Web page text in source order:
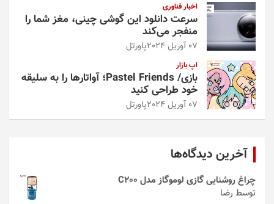
اخبار فناوری
سرعت دانلود این گوشی چینی، مغز شما را
منفجر می‌کند
07 آوریل 2024 پاورتل
اپ بازار
بازی/ Pastel Friends؛ آواتارها را به سلیقه
خود طراحی کنید
07 آوریل 2024 پاورتل
آخرین دیدگاه‌ها
چراغ روشنایی گازی لوموگاز مدل C200
توسط رضا